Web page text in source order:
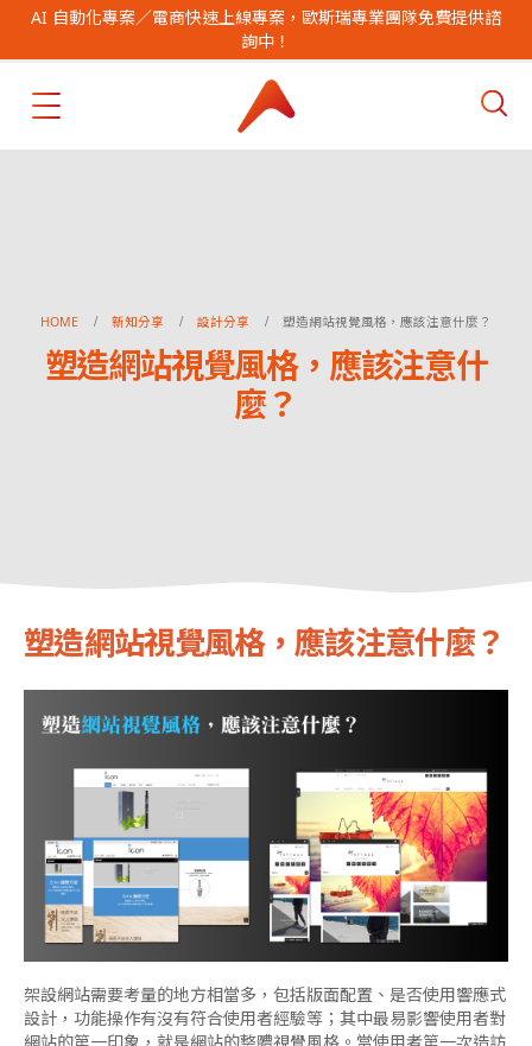
AI 自動化專案／電商快速上線專案，歐斯瑞專業團隊免費提供諮
詢中！
HOME 新知分享 設計分享 塑造網站視覺風格，應該注意什麼？
塑造網站視覺風格，應該注意什
麼？
塑造網站視覺風格，應該注意什麼？
架設網站需要考量的地方相當多，包括版面配置、是否使用響應式
設計，功能操作有沒有符合使用者經驗等；其中最易影響使用者對